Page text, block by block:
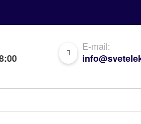
E-mail: